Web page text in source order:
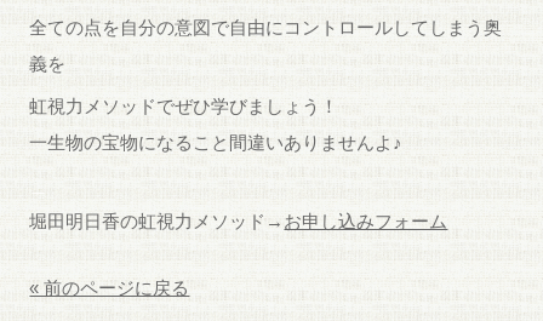
全ての点を自分の意図で自由にコントロールしてしまう奥
義を
虹視力メソッドでぜひ学びましょう！
一生物の宝物になること間違いありませんよ♪
＿
堀田明日香の虹視力メソッド→ お申し込みフォーム
« 前のページに戻る